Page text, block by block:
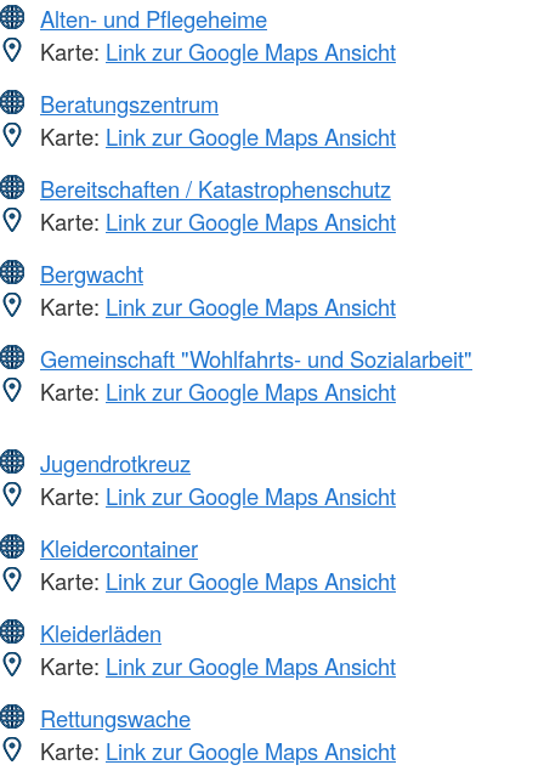
Alten- und Pflegeheime
Karte: Link zur Google Maps Ansicht
Beratungszentrum
Karte: Link zur Google Maps Ansicht
Bereitschaften / Katastrophenschutz
Karte: Link zur Google Maps Ansicht
Bergwacht
Karte: Link zur Google Maps Ansicht
Gemeinschaft "Wohlfahrts- und Sozialarbeit"
Karte: Link zur Google Maps Ansicht
Jugendrotkreuz
Karte: Link zur Google Maps Ansicht
Kleidercontainer
Karte: Link zur Google Maps Ansicht
Kleiderläden
Karte: Link zur Google Maps Ansicht
Rettungswache
Karte: Link zur Google Maps Ansicht